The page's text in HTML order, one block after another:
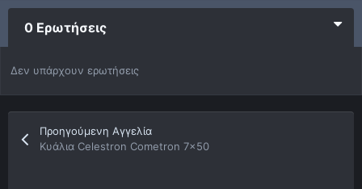
0 Ερωτήσεις
Δεν υπάρχουν ερωτήσεις
Προηγούμενη Αγγελία
Κυάλια Celestron Cometron 7x50